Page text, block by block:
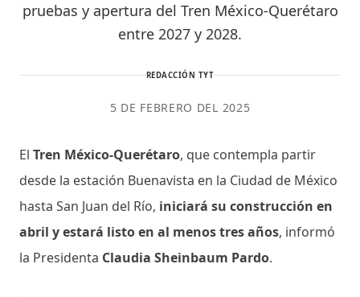
pruebas y apertura del Tren México-Querétaro
entre 2027 y 2028.
REDACCIÓN TYT
5 DE FEBRERO DEL 2025
El Tren México-Querétaro, que contempla partir
desde la estación Buenavista en la Ciudad de México
hasta San Juan del Río, iniciará su construcción en
abril y estará listo en al menos tres años, informó
la Presidenta Claudia Sheinbaum Pardo.